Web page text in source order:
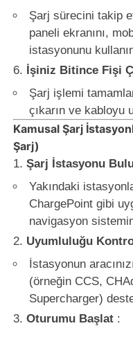
Şarj sürecini takip
paneli ekranını,
istasyonunu
İşiniz Bitince Fişi
Şarj işlemi
çıkarın ve kabloyu
Kamusal Şarj
Şarj)
Şarj İstasyonu
Yakındaki
ChargePoint gibi
navigasyon
Uyumluluğu
İstasyonun
(örneğin CCS,
Supercharger)
Oturumu Başlat: